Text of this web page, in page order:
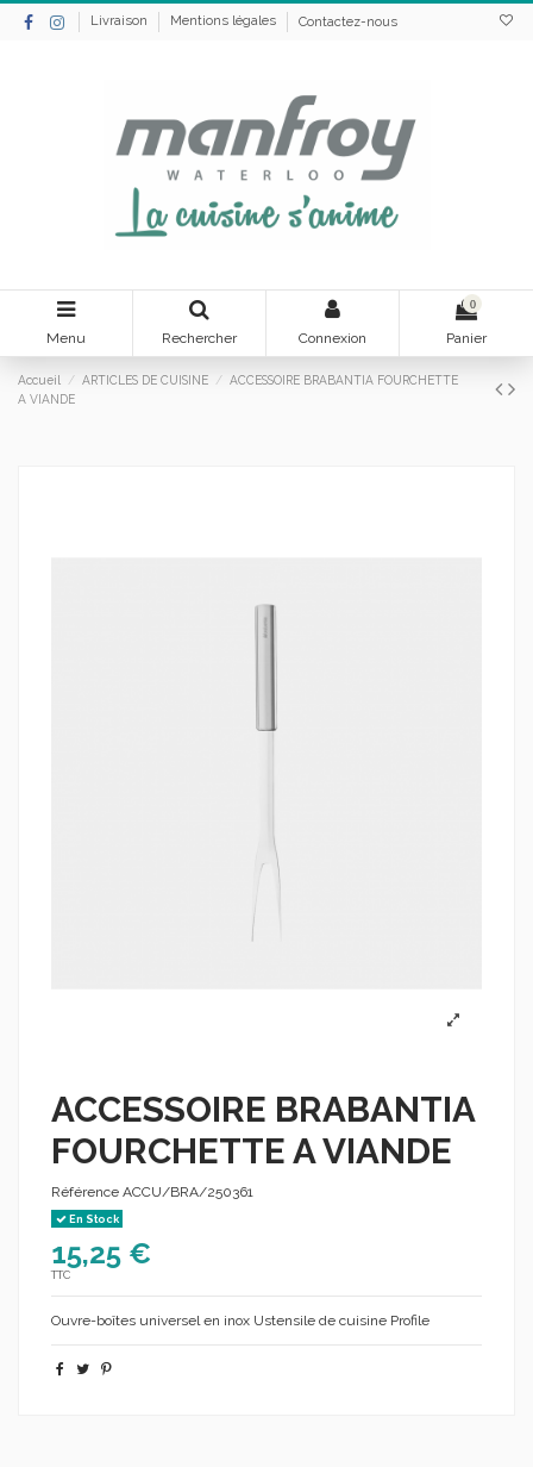
Livraison Mentions légales Contactez-nous
Menu Rechercher Connexion
0
Panier
Accueil ARTICLES DE CUISINE
ACCESSOIRE BRABANTIA FOURCHETTE
A VIANDE
ACCESSOIRE BRABANTIA
FOURCHETTE A VIANDE
Référence ACCU/BRA/250361
En Stock
15,25 €
TTC
Ouvre-boîtes universel en inox Ustensile de cuisine Profile